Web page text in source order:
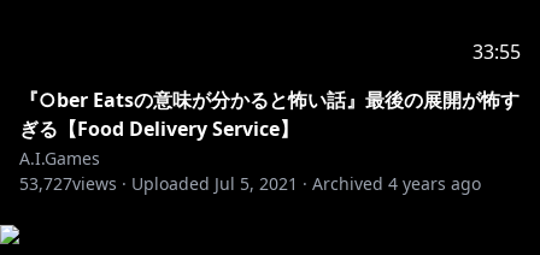
」もよろしくお願いし
🎀A.I.Channel
https://www.youtube.com/channel/UC4YaOt1yT-
ZeyB0OmxHgolA
33:55
『○ber Eatsの意味が分かると怖い話』最後の展開が怖す
ぎる【Food Delivery Service】
A.I.Games
53,727views · Uploaded Jul 5, 2021 · Archived 4 years ago